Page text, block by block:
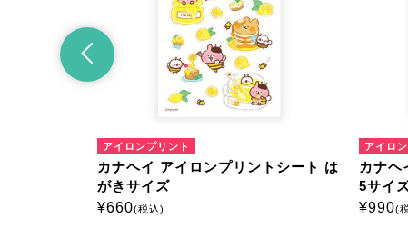
アイロンプリント
カナヘイ アイロンプリントシート は
がきサイズ
¥660(税込)
アイロ
カナヘ
5サイ
¥990(